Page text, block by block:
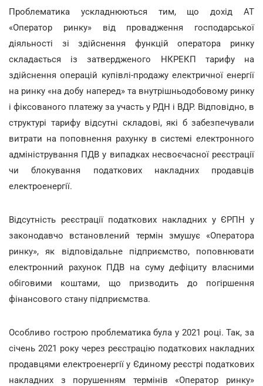
Проблематика ускладнюються тим, що дохід АТ
«Оператор ринку» від провадження господарської
діяльності зі здійснення функцій оператора ринку
складається із затвердженого НКРЕКП тарифу на
здійснення операцій купівлі-продажу електричної енергії
на ринку «на добу наперед» та внутрішньодобовому ринку
і фіксованого платежу за участь у РДН і ВДР. Відповідно, в
структурі тарифу відсутні складові, які б забезпечували
витрати на поповнення рахунку в системі електронного
адміністрування ПДВ у випадках несвоєчасної реєстрації
чи блокування податкових накладних продавців
електроенергії.
Відсутність реєстрації податкових накладних у ЄРПН у
законодавчо встановлений термін змушує «Оператора
ринку», як відповідальне підприємство, поповнювати
електронний рахунок ПДВ на суму дефіциту власними
обіговими коштами, що призводить до погіршення
фінансового стану підприємства.
Особливо гострою проблематика була у 2021 році. Так, за
січень 2021 року через реєстрацію податкових накладних
продавцями електроенергії у Єдиному реєстрі податкових
накладних з порушенням термінів «Оператор ринку»